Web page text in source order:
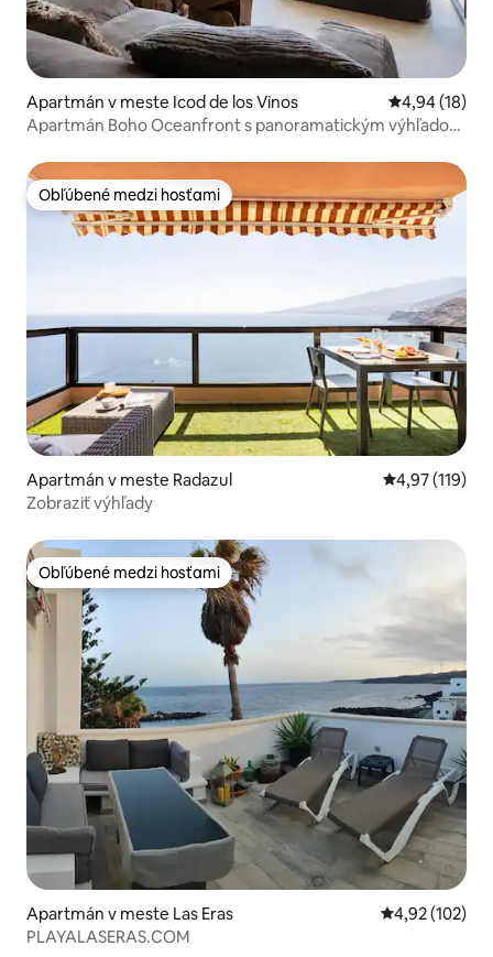
Apartmán v meste Icod de los Vinos Priemerné
4,94 (18)
Apartmán Boho Oceanfront s panoramatickým výhľadom
Obľúbené medzi hosťami
Obľúbené medzi hosťami
Apartmán v meste Radazul Priemerné
4,97 (119)
Zobraziť výhľady
Obľúbené medzi hosťami
Obľúbené medzi hosťami
Apartmán v meste Las Eras Priemerné
4,92 (102)
PLAYALASERAS.COM